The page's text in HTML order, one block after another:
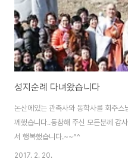
성지순례 다녀왔습니다
논산에있는 관촉사와 동학사를 회주
께했습니다..동참해 주신 모든분께 감
서 행복했습니다.~~^^
2017. 2. 20.